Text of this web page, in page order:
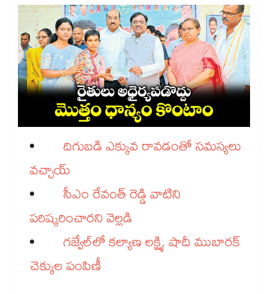
దిగుబడి ఎక్కువ రావడంతో సమస్యలు
వచ్చాయ్
సీఎం రేవంత్ రెడ్డి వాటిని
పరిష్కరించారని వెల్లడి
గజ్వేల్‌‌లో కల్యాణ లక్ష్మి, షాదీ ముబారక్
చెక్కుల పంపిణీ